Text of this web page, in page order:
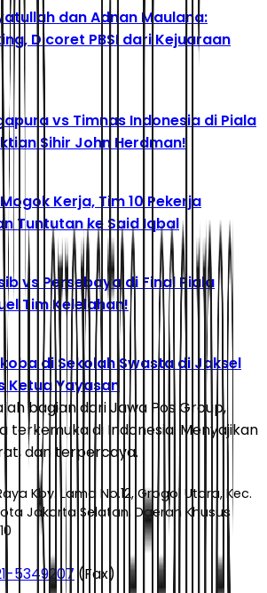
dan Adnan Maulana:
Dicoret PBSI dari Kejuaraan
vs Timnas Indonesia di Piala
Sihir John Herdman!
Kerja, Tim 10 Pekerja
Tuntutan ke Said Iqbal
vs Persebaya di Final Piala
Tim Kelelahan!
di Sekolah Swasta di Jaksel
Ketua Yayasan
bagian dari Jawa Pos Group,
terkemuka di Indonesia. Menyajikan
dan terpercaya.
Kby. Lama No.12, Grogol Utara, Kec.
Jakarta Selatan, Daerah Khusus
5349207 (Fax)